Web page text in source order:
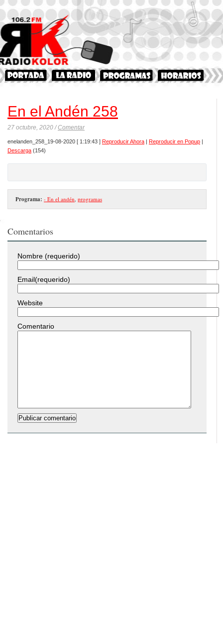
En el Andén 258
27 octubre, 2020 /Comentar
enelanden_258_19-08-2020 [ 1:19:43 ] Reproducir Ahora | Reproducir en Popup |
Descarga (154)
Programa: - En el andén, programas
Comentarios
Nombre (requerido)
Email(requerido)
Website
Comentario